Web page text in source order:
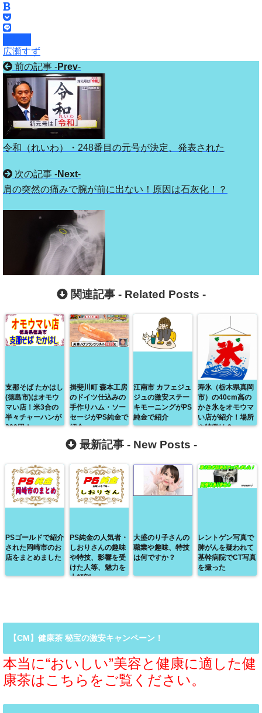
広瀬すず
前の記事 -Prev-
令和（れいわ）・248番目の元号が決定、発表された
次の記事 -Next-
肩の突然の痛みで腕が前に出ない！原因は石灰化！？
関連記事 - Related Posts -
支那そば たかはし
(徳島市)はオモウ
マい店！米3合の
半々チャーハンが
300円！
揖斐川町 森本工房
のドイツ仕込みの
手作りハム・ソー
セージがPS純金で
紹介
江南市 カフェジュ
ジュの激安ステー
キモーニングがPS
純金で紹介
寿氷（栃木県真岡
市）の40cm高の
かき氷をオモウマ
い店が紹介！場所
や特徴は？
最新記事 - New Posts -
PSゴールドで紹介
された岡崎市のお
店をまとめました
PS純金の人気者・
しおりさんの趣味
や特技、影響を受
けた人等、魅力を
大解剖
大盛のり子さんの
職業や趣味、特技
は何ですか？
レントゲン写真で
肺がんを疑われて
基幹病院でCT写真
を撮った
【CM】健康茶 秘宝の激安キャンペーン！
本当に“おいしい”美容と健康に適した健
康茶はこちらをご覧ください。